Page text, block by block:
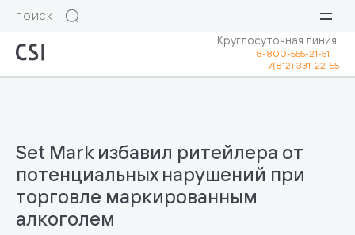
Круглосуточная линия:
8-800-555-21-51
+7(812) 331-22-55
Set Mark избавил ритейлера от
потенциальных нарушений при
торговле маркированным
алкоголем